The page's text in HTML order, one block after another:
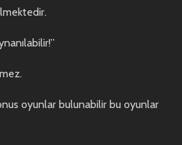
oyunlar bulunabilir bu oyunlar